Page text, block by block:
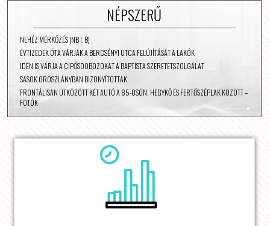
NÉPSZERŰ
NEHÉZ MÉRKŐZÉS (NB I. B)
ÉVTIZEDEK ÓTA VÁRJÁK A BERCSÉNYI UTCA FELÚJÍTÁSÁT A LAKÓK
IDÉN IS VÁRJA A CIPŐSDOBOZOKAT A BAPTISTA SZERETETSZOLGÁLAT
SASOK OROSZLÁNYBAN BIZONYÍTOTTAK
FRONTÁLISAN ÜTKÖZÖTT KÉT AUTÓ A 85-ÖSÖN, HEGYKŐ ÉS FERTŐSZÉPLAK KÖZÖTT –
FOTÓK